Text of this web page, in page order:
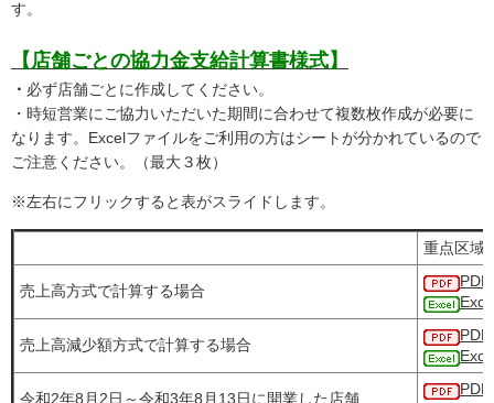
す。
【店舗ごとの協力金支給計算書様式】
・ 必ず店舗ごとに作成してください。
・時短営業にご協力いただいた期間に合わせて複数枚作成が必要に
なります。Excelファイルをご利用の方はシートが分かれているので
ご注意ください。（最大３枚）
※左右にフリックすると表がスライドします。
重点区域
売上高方式で計算する場合
売上高減少額方式で計算する場合
令和2年8月2日～令和3年8月13日に開業した店舗